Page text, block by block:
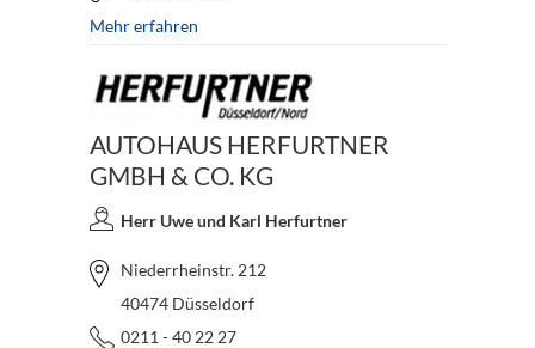
Mehr erfahren
AUTOHAUS HERFURTNER
GMBH & CO. KG
Herr Uwe und Karl Herfurtner
Niederrheinstr. 212
40474 Düsseldorf
0211 - 40 22 27